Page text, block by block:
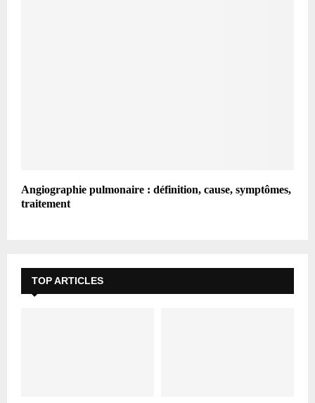
Angiographie pulmonaire : définition, cause, symptômes,
traitement
TOP ARTICLES